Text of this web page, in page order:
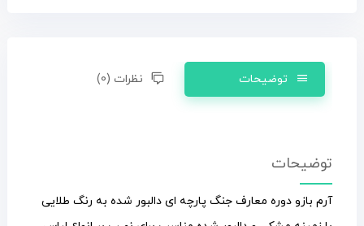
توضیحات نظرات (0)
توضیحات
آرم بازو دوره معارف جنگ پارچه ای دالبور شده به رنگ طلایی